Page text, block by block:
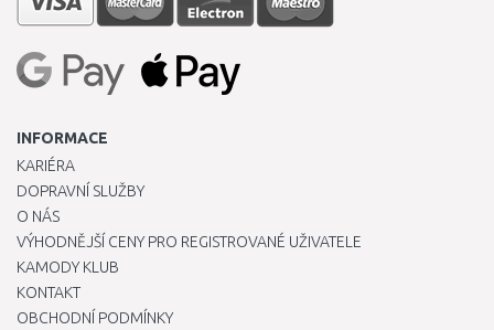
INFORMACE
KARIÉRA
DOPRAVNÍ SLUŽBY
O NÁS
VÝHODNĚJŠÍ CENY PRO REGISTROVANÉ UŽIVATELE
KAMODY KLUB
KONTAKT
OBCHODNÍ PODMÍNKY